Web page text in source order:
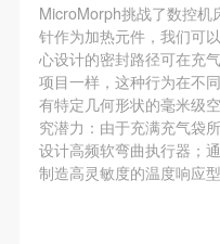
MicroMorph挑战了数控机
针作为加热元件，我们可
心设计的密封路径可在充
项目一样，这种行为在不
有特定几何形状的毫米级
究潜力：由于充满充气袋
设计高频软弯曲执行器；
制造高灵敏度的温度响应型